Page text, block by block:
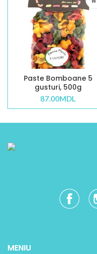
Paste Bomboane 5
gusturi, 500g
87.00MDL
MENIU